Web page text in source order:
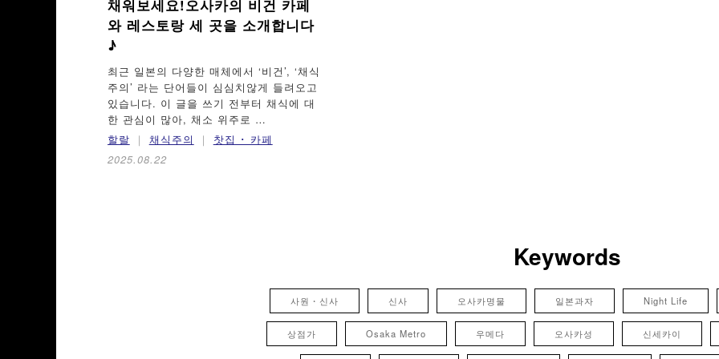
채워보세요!오사카의 비건 카페
와 레스토랑 세 곳을 소개합니다
♪
최근 일본의 다양한 매체에서 ‘비건’, ‘채식
주의’ 라는 단어들이 심심치않게 들려오고
있습니다. 이 글을 쓰기 전부터 채식에 대
한 관심이 많아, 채소 위주로 …
할랄
채식주의 찻집 ･ 카페
2025.08.22
Keywords
사원・신사 신사 오사카명물 일본과자 Night Life
상점가 Osaka Metro 우메다 오사카성 신세카이